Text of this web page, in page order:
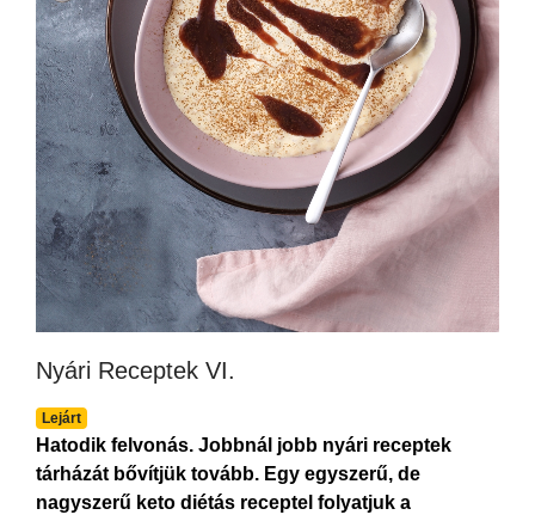
Nyári Receptek VI.
Lejárt
Hatodik felvonás. Jobbnál jobb nyári receptek
tárházát bővítjük tovább. Egy egyszerű, de
nagyszerű keto diétás receptel folyatjuk a